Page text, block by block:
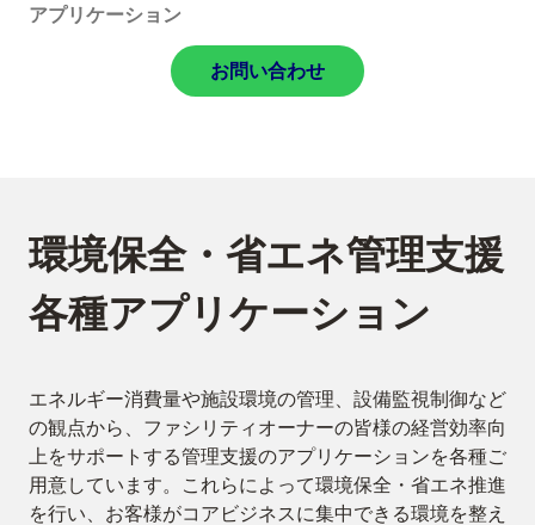
アプリケーション
お問い合わせ
環境保全・省エネ管理支援
各種アプリケーション
エネルギー消費量や施設環境の管理、設備監視制御など
の観点から、ファシリティオーナーの皆様の経営効率向
上をサポートする管理支援のアプリケーションを各種ご
用意しています。これらによって環境保全・省エネ推進
を行い、お客様がコアビジネスに集中できる環境を整え